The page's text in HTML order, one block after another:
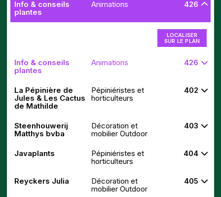
Info & conseils
plantes
Animations 426
LOCALISER
SUR LE PLAN
Info & conseils
plantes
Animations 426
La Pépinière de
Jules & Les Cactus
de Mathilde
Pépiniéristes et
horticulteurs
402
Steenhouwerij
Matthys bvba
Décoration et
mobilier Outdoor
403
Javaplants
Pépiniéristes et
horticulteurs
404
Reyckers Julia
Décoration et
mobilier Outdoor
405